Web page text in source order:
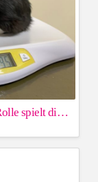
Chronische Nierenerkrankung: Welche Rolle spielt die Gewichtskontrolle bei der Vorsorge?